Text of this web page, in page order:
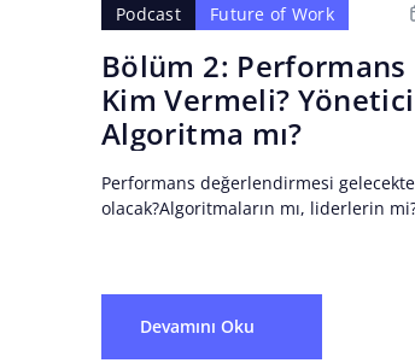
Podcast Future of Work
Bölüm 2:
Kim Vermeli?
Algoritma mı?
Performans değerlendirmesi
olacak?Algoritmaların mı, liderlerin
Devamını Oku